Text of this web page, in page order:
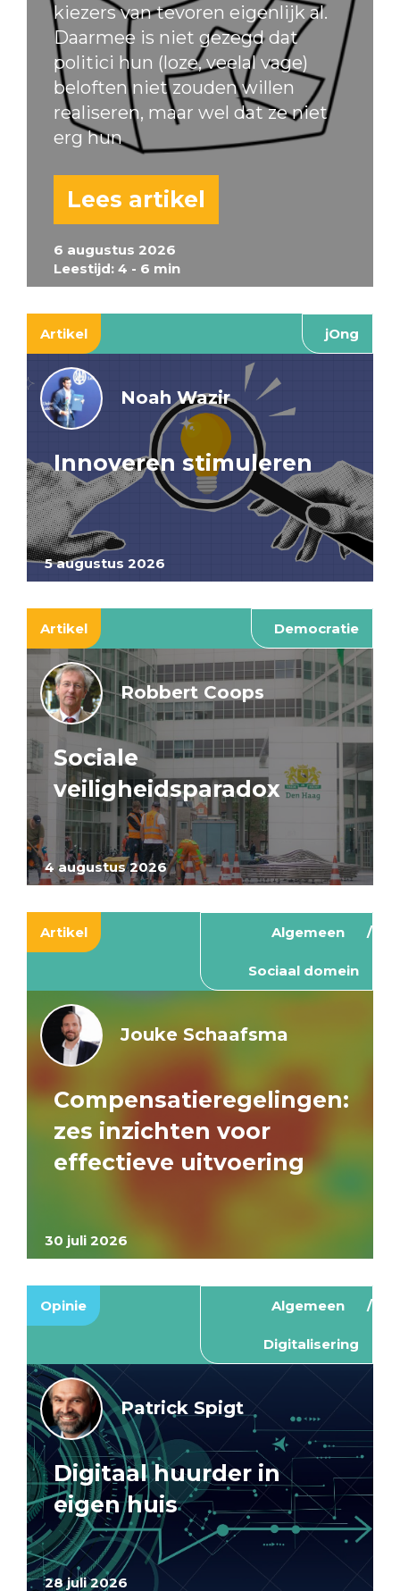
6 augustus 2026
Leestijd: 4 - 6 min
kiezers van tevoren eigenlijk al.
Daarmee is niet gezegd dat
politici hun (loze, veelal vage)
beloften niet zouden willen
realiseren, maar wel dat ze niet
erg hun
Lees artikel
Artikel jOng
5 augustus 2026
Noah Wazir
Innoveren stimuleren
Artikel Democratie
4 augustus 2026
Robbert Coops
Sociale
veiligheidsparadox
Artikel Algemeen
Sociaal domein
30 juli 2026
Jouke Schaafsma
Compensatieregelingen:
zes inzichten voor
effectieve uitvoering
Opinie Algemeen
Digitalisering
28 juli 2026
Patrick Spigt
Digitaal huurder in
eigen huis